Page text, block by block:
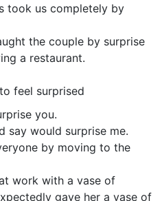
took us completely by
the couple by surprise
a restaurant.
feel surprised
you.
say would surprise me.
by moving to the
work with a vase of
gave her a vase of